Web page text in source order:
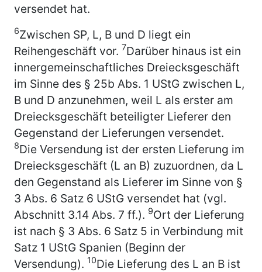
versendet hat.
6Zwischen SP, L, B und D liegt ein
Reihengeschäft vor. 7Darüber hinaus ist ein
innergemeinschaftliches Dreiecksgeschäft
im Sinne des § 25b Abs. 1 UStG zwischen L,
B und D anzunehmen, weil L als erster am
Dreiecksgeschäft beteiligter Lieferer den
Gegenstand der Lieferungen versendet.
8Die Versendung ist der ersten Lieferung im
Dreiecksgeschäft (L an B) zuzuordnen, da L
den Gegenstand als Lieferer im Sinne von §
3 Abs. 6 Satz 6 UStG versendet hat (vgl.
Abschnitt 3.14 Abs. 7 ff.). 9Ort der Lieferung
ist nach § 3 Abs. 6 Satz 5 in Verbindung mit
Satz 1 UStG Spanien (Beginn der
Versendung). 10Die Lieferung des L an B ist